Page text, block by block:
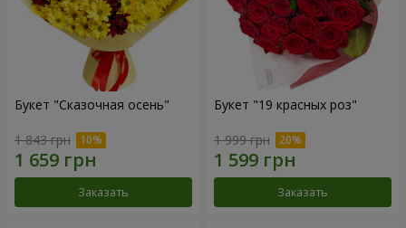
Букет "Сказочная осень"
1 843 грн
Заказать
Букет "19 красных роз"
1 999 грн
Заказать